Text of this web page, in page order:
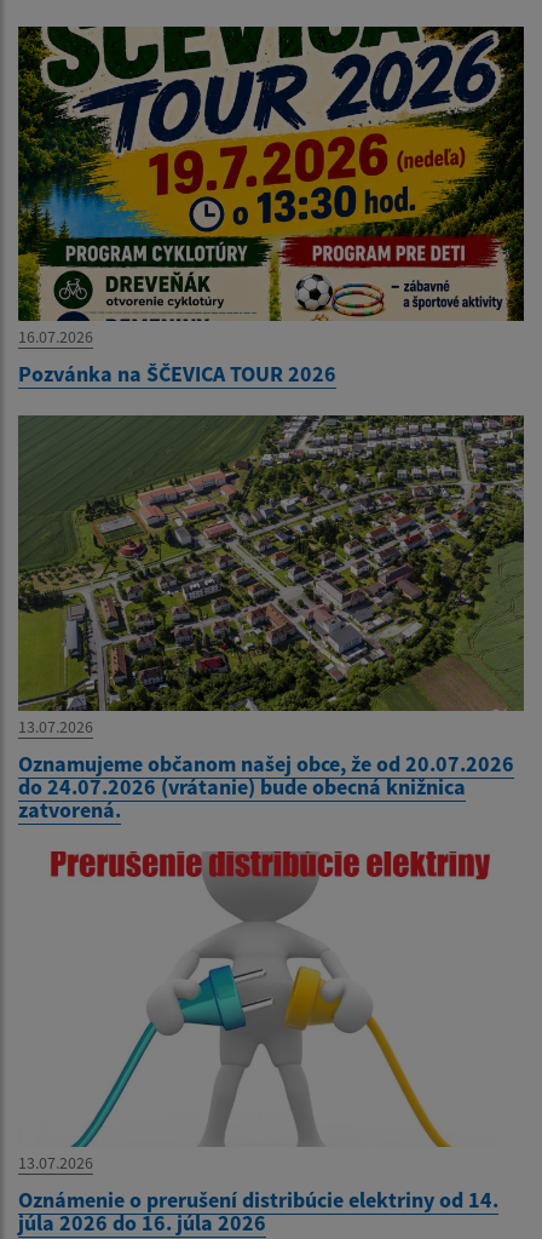
16.07.2026
Pozvánka na ŠČEVICA TOUR 2026
13.07.2026
Oznamujeme občanom našej obce, že od 20.07.2026
do 24.07.2026 (vrátanie) bude obecná knižnica
zatvorená.
13.07.2026
Oznámenie o prerušení distribúcie elektriny od 14.
júla 2026 do 16. júla 2026